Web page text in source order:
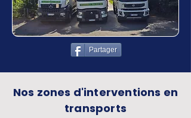
Partager
Nos zones d'interventions en
transports